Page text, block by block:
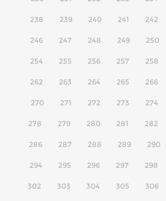
238 239 240 241 242
246 247 248 249 250
254 255 256 257 258
262 263 264 265 266
270 271 272 273 274
278 279 280 281 282
286 287 288 289 290
294 295 296 297 298
302 303 304 305 306